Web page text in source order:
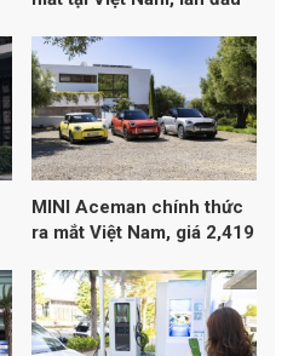
MINI Aceman chính thức
ra mắt Việt Nam, giá 2,419